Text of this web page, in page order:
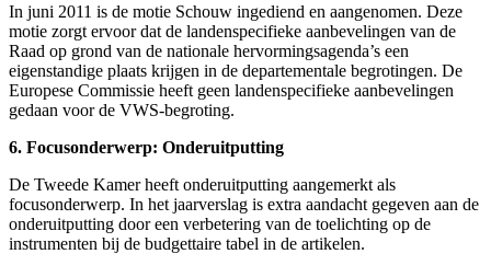
In juni 2011 is de motie Schouw ingediend en aangenomen. Deze
motie zorgt ervoor dat de landenspecifieke aanbevelingen van de
Raad op grond van de nationale hervormingsagenda’s een
eigenstandige plaats krijgen in de departementale begrotingen. De
Europese Commissie heeft geen landenspecifieke aanbevelingen
gedaan voor de VWS-begroting.
6. Focusonderwerp: Onderuitputting
De Tweede Kamer heeft onderuitputting aangemerkt als
focusonderwerp. In het jaarverslag is extra aandacht gegeven aan de
onderuitputting door een verbetering van de toelichting op de
instrumenten bij de budgettaire tabel in de artikelen.